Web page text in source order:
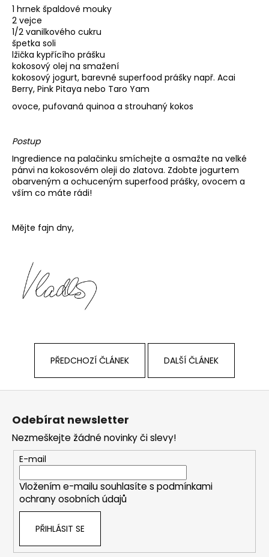
1 hrnek špaldové mouky
2 vejce
1/2 vanilkového cukru
špetka soli
lžička kypřícího prášku
kokosový olej na smažení
kokosový jogurt, barevné superfood prášky např. Acai
Berry, Pink Pitaya nebo Taro Yam
ovoce, pufovaná quinoa a strouhaný kokos
Postup
Ingredience na palačinku smíchejte a osmažte na velké
pánvi na kokosovém oleji do zlatova. Zdobte jogurtem
obarveným a ochuceným superfood prášky, ovocem a
vším co máte rádi!
Mějte fajn dny,
PŘEDCHOZÍ ČLÁNEK DALŠÍ ČLÁNEK
u
j
e
m
e
Odebírat newsletter
Nezmeškejte žádné novinky či slevy!
E-mail
Vložením e-mailu souhlasíte s podmínkami
ochrany osobních údajů
PŘIHLÁSIT SE